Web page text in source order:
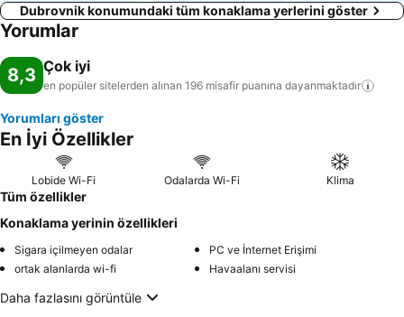
Dubrovnik konumundaki tüm konaklama yerlerini göster
Yorumlar
8,3 Çok iyi
en popüler sitelerden alınan 196 misafir puanına dayanmaktadır
Yorumları göster
En İyi Özellikler
Lobide Wi-Fi Odalarda Wi-Fi Klima
Tüm özellikler
Konaklama yerinin özellikleri
Sigara içilmeyen odalar
PC ve İnternet Erişimi
ortak alanlarda wi-fi
Havaalanı servisi
Daha fazlasını görüntüle